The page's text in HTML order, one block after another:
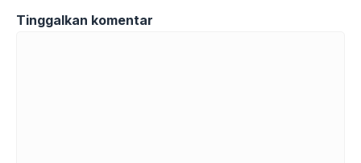
Tinggalkan komentar